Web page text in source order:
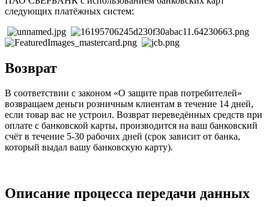
следующих платёжных систем:
Возврат
В соответствии с законом «О защите прав потребителей»
возвращаем деньги розничным клиентам в течение 14 дней,
если товар вас не устроил. Возврат переведённых средств при
оплате с банковской карты, производится на ваш банковский
счёт в течение 5-30 рабочих дней (срок зависит от банка,
который выдал вашу банковскую карту).
Описание процесса передачи данных